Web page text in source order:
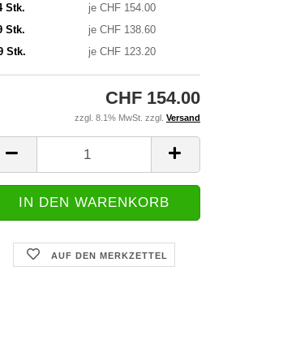
Stk.
je CHF 154.00
Stk.
je CHF 138.60
Stk.
je CHF 123.20
CHF 154.00
zzgl. 8.1% MwSt. zzgl. Versand
AUF DEN MERKZETTEL